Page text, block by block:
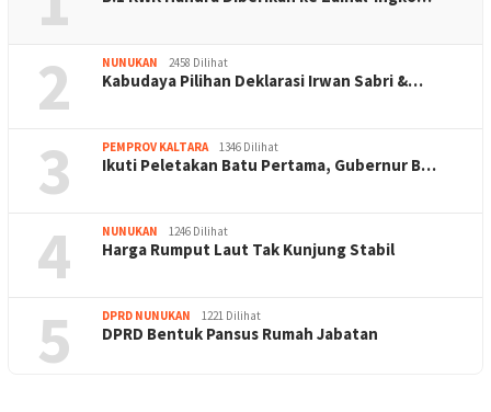
2 NUNUKAN 2458 Dilihat
Kabudaya Pilihan Deklarasi Irwan Sabri &…
3 PEMPROV KALTARA 1346 Dilihat
Ikuti Peletakan Batu Pertama, Gubernur B…
4 NUNUKAN 1246 Dilihat
Harga Rumput Laut Tak Kunjung Stabil
5 DPRD NUNUKAN 1221 Dilihat
DPRD Bentuk Pansus Rumah Jabatan